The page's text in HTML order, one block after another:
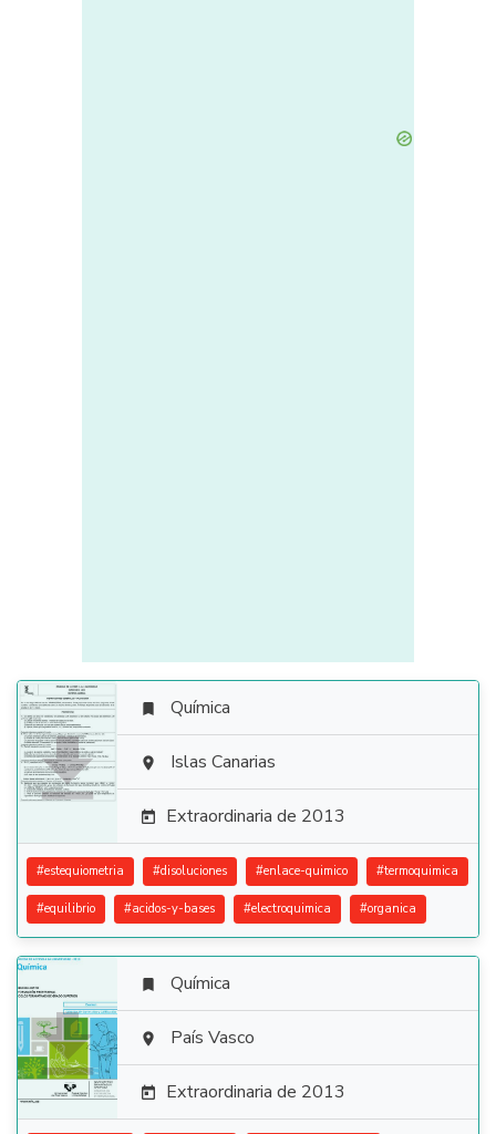

 Química
 Islas Canarias
 Extraordinaria de 2013
#estequiometria #disoluciones #enlace-quimico #termoquimica
#equilibrio #acidos-y-bases #electroquimica #organica

 Química
 País Vasco
 Extraordinaria de 2013